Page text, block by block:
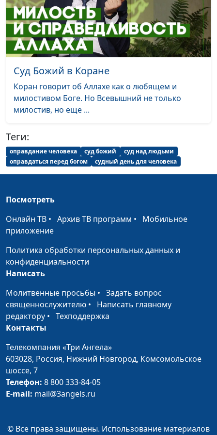
священнослужитель,
магистр молодежного
служения
Несправедливость в
Юлия Синицына,
священнослужитель,
магистр молодежного
служения
#38
Молитва покаяния
Будь верен до смерти
Юлия Синицына,
Непростительный
грех и терпение Бога
Геннадий Новиков,
священнослужитель
Второй шанс от Бога
Юлия Синицына,
Когда Бог спасает?
Юлия Синицына,
Геннадий Новиков,
священнослужитель
Будущее нашей
планеты
Геннадий Новиков,
священнослужитель
Верность принципам
стать любимой?
Павлова, психолог-
Суд Божий в Коране
Коран говорит об Аллахе как о любящем и
милостивом Боге. Но Всевышний не только
милостив, но еще ...
Теги:
оправдание человека суд божий
суд над людьми
оправдаться перед богом
судный день для человека
Посмотреть
Онлайн ТВ • Архив ТВ программ • Мобильное
приложение
Политика обработки персональных данных и
конфиденциальности
Написать
Молитвенные просьбы • Задать вопрос
священнослужителю • Написать главному
редактору • Техподдержка
Контакты
Телекомпания «Три Ангела»
603028, Россия, Нижний Новгород, Комсомольское
шоссе, 7
Телефон: 8 800 333-84-05
E-mail: mail@3angels.ru
© Все права защищены. Использование материалов